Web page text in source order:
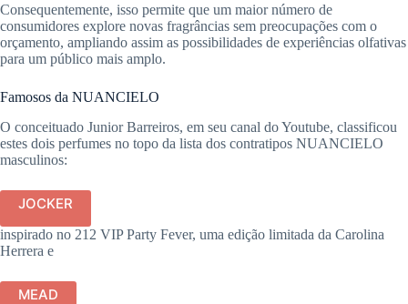
Consequentemente, isso permite que um maior número de
consumidores explore novas fragrâncias sem preocupações com o
orçamento, ampliando assim as possibilidades de experiências olfativas
para um público mais amplo.
Famosos da NUANCIELO
O conceituado Junior Barreiros, em seu canal do Youtube, classificou
estes dois perfumes no topo da lista dos contratipos NUANCIELO
masculinos:
JOCKER
inspirado no 212 VIP Party Fever, uma edição limitada da Carolina
Herrera e
MEAD